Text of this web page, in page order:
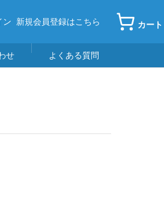
ン 新規会員登録はこちら カート
せ よくある質問